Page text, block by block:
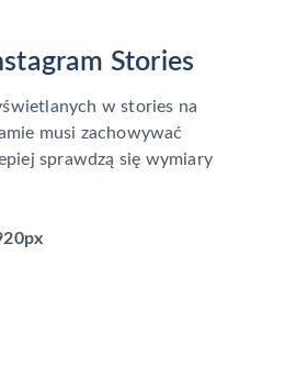
Stories
w stories na
musi zachowywać
sprawdzą się wymiary